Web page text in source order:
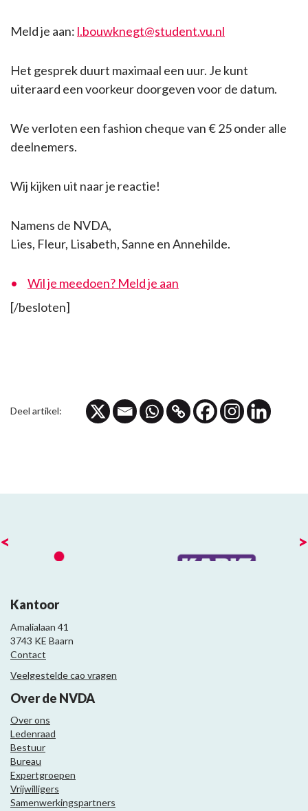
Meld je aan: l.bouwknegt@student.vu.nl
Het gesprek duurt maximaal een uur. Je kunt
uiteraard een voorkeur doorgeven voor de datum.
We verloten een fashion cheque van € 25 onder alle
deelnemers.
Wij kijken uit naar je reactie!
Namens de NVDA,
Lies, Fleur, Lisabeth, Sanne en Annehilde.
Wil je meedoen? Meld je aan
[/besloten]
Deel artikel:
< >
Kantoor
Amalialaan 41
3743 KE Baarn
Contact
Veelgestelde cao vragen
Over de NVDA
Over ons
Ledenraad
Bestuur
Bureau
Expertgroepen
Vrijwilligers
Samenwerkingspartners